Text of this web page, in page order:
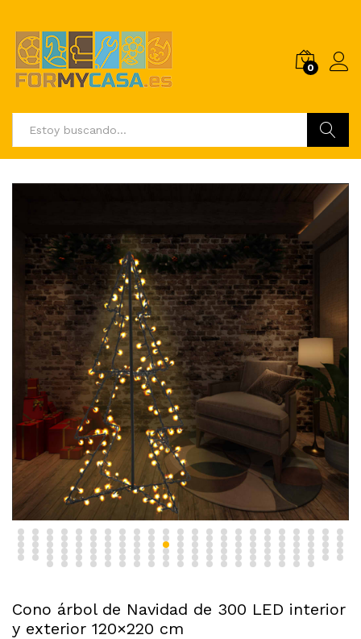
0
Cono árbol de Navidad de 300 LED interior
y exterior 120×220 cm